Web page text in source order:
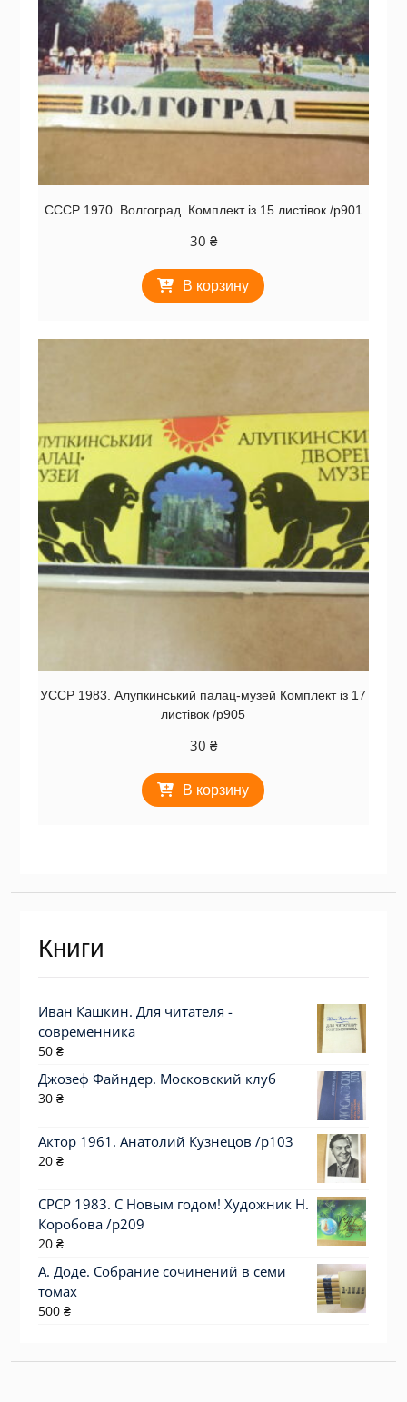
СССР 1970. Волгоград. Комплект із 15 листівок /р901
30 ₴
В корзину
УССР 1983. Алупкинський палац-музей Комплект із 17
листівок /р905
30 ₴
В корзину
Книги
Иван Кашкин. Для читателя -
современника
50 ₴
Джозеф Файндер. Московский клуб
30 ₴
Актор 1961. Анатолий Кузнецов /p103
20 ₴
СРСР 1983. С Новым годом! Художник Н.
Коробова /р209
20 ₴
А. Доде. Собрание сочинений в семи
томах
500 ₴